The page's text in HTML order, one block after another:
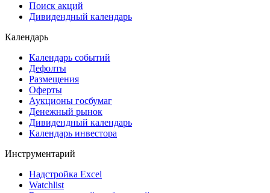
Поиск акций
Дивидендный календарь
Календарь
Календарь событий
Дефолты
Размещения
Оферты
Аукционы госбумаг
Денежный рынок
Дивидендный календарь
Календарь инвестора
Инструментарий
Надстройка Excel
Watchlist